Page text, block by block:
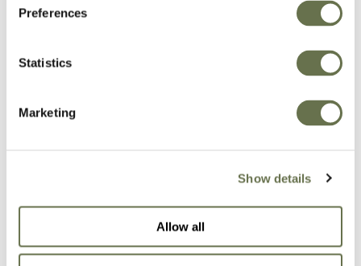
Preferences
Statistics
Marketing
Show details
Allow all
Protección de cultivos
en la que puede confiar